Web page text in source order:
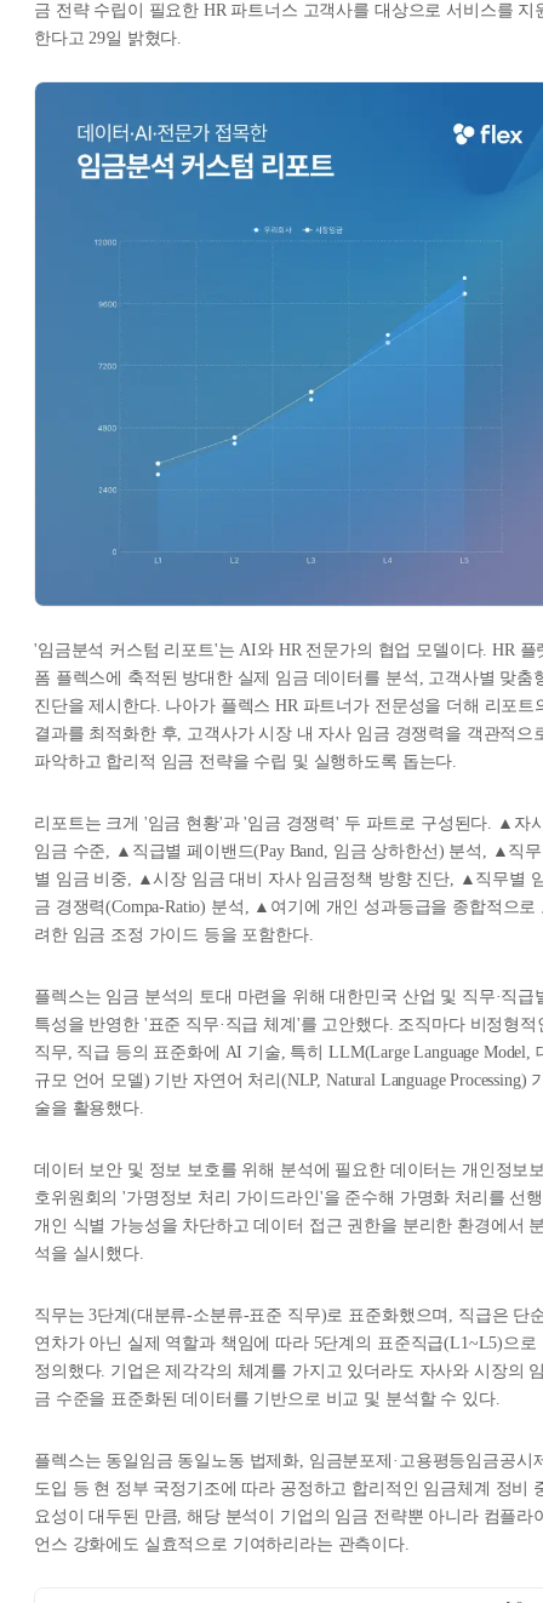
금 전략 수립이 필요한 HR 파트너스 고객사를 대상으로 서비스를 지
한다고 29일 밝혔다.
'임금분석 커스텀 리포트'는 AI와 HR 전문가의 협업 모델이다. HR 플
폼 플렉스에 축적된 방대한 실제 임금 데이터를 분석, 고객사별 맞춤
진단을 제시한다. 나아가 플렉스 HR 파트너가 전문성을 더해 리포트
결과를 최적화한 후, 고객사가 시장 내 자사 임금 경쟁력을 객관적으
파악하고 합리적 임금 전략을 수립 및 실행하도록 돕는다.
리포트는 크게 '임금 현황'과 '임금 경쟁력' 두 파트로 구성된다. ▲자
임금 수준, ▲직급별 페이밴드(Pay Band, 임금 상하한선) 분석, ▲직무
별 임금 비중, ▲시장 임금 대비 자사 임금정책 방향 진단, ▲직무별
금 경쟁력(Compa-Ratio) 분석, ▲여기에 개인 성과등급을 종합적으로
려한 임금 조정 가이드 등을 포함한다.
플렉스는 임금 분석의 토대 마련을 위해 대한민국 산업 및 직무·직급
특성을 반영한 '표준 직무·직급 체계'를 고안했다. 조직마다 비정형적
직무, 직급 등의 표준화에 AI 기술, 특히 LLM(Large Language Model,
규모 언어 모델) 기반 자연어 처리(NLP, Natural Language Processing)
술을 활용했다.
데이터 보안 및 정보 보호를 위해 분석에 필요한 데이터는 개인정보
호위원회의 '가명정보 처리 가이드라인'을 준수해 가명화 처리를 선
개인 식별 가능성을 차단하고 데이터 접근 권한을 분리한 환경에서
석을 실시했다.
직무는 3단계(대분류-소분류-표준 직무)로 표준화했으며, 직급은 단
연차가 아닌 실제 역할과 책임에 따라 5단계의 표준직급(L1~L5)으로
정의했다. 기업은 제각각의 체계를 가지고 있더라도 자사와 시장의
금 수준을 표준화된 데이터를 기반으로 비교 및 분석할 수 있다.
플렉스는 동일임금 동일노동 법제화, 임금분포제·고용평등임금공시
도입 등 현 정부 국정기조에 따라 공정하고 합리적인 임금체계 정비
요성이 대두된 만큼, 해당 분석이 기업의 임금 전략뿐 아니라 컴플라
언스 강화에도 실효적으로 기여하리라는 관측이다.